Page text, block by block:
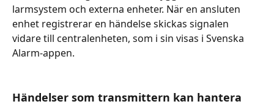
larmsystem och externa enheter. När en ansluten
enhet registrerar en händelse skickas signalen
vidare till centralenheten, som i sin visas i Svenska
Alarm-appen.
Händelser som transmittern kan hantera